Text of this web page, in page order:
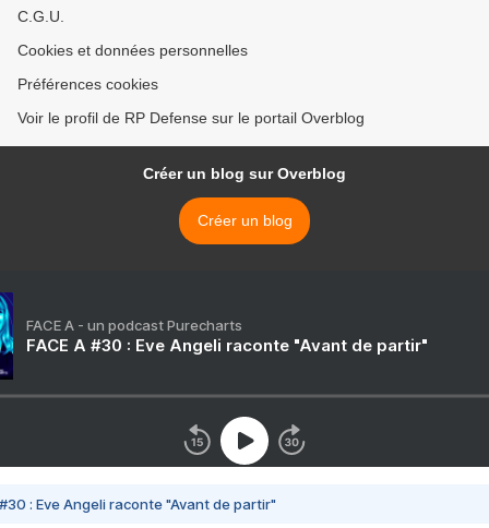
C.G.U.
Cookies et données personnelles
Préférences cookies
Voir le profil de RP Defense sur le portail Overblog
Créer un blog sur Overblog
Créer un blog
FACE A - un podcast Purecharts
FACE A #30 : Eve Angeli raconte "Avant de partir"
#30 : Eve Angeli raconte "Avant de partir"